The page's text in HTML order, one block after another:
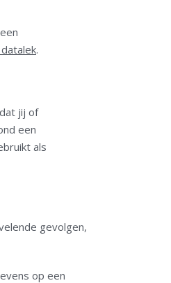
.
jij of
een
als
gevolgen,
op een